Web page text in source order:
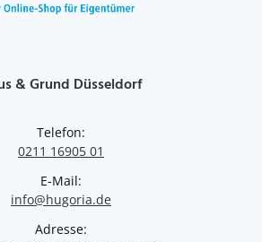
& Grund Düsseldorf
Telefon:
0211 16905 01
E-Mail:
info@hugoria.de
Adresse: